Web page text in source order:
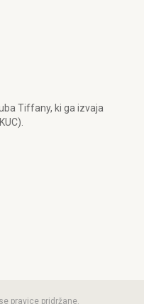
Tiffany, ki ga izvaja
pravice pridržane.